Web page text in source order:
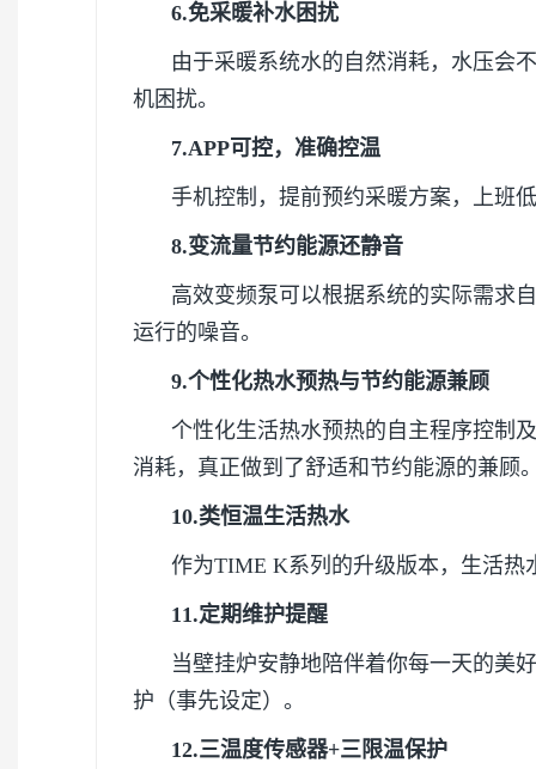
6.免采暖补水困扰
由于采暖系统水的自然消耗，水压会
机困扰。
7.APP可控，准确控温
手机控制，提前预约采暖方案，上班
8.变流量节约能源还静音
高效变频泵可以根据系统的实际需求
运行的噪音。
9.个性化热水预热与节约能源兼顾
个性化生活热水预热的自主程序控制
消耗，真正做到了舒适和节约能源的兼顾
10.类恒温生活热水
作为TIME K系列的升级版本，生活
11.定期维护提醒
当壁挂炉安静地陪伴着你每一天的美
护（事先设定）。
12.三温度传感器+三限温保护